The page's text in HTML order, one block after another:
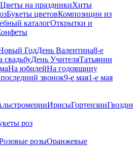
Цветы на праздникиХиты
Букеты цветовКомпозиции из
каталогОткрытки и
ГодДень Валентина8-е
свадьбуДень УчителяТатьянин
На юбилейНа годовщину
звонок9-е мая1-е мая
ИрисыГортензии
роз
розыОранжевые